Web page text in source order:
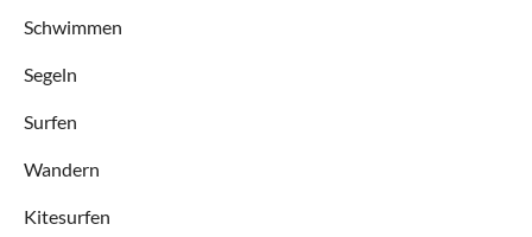
Schwimmen
Segeln
Surfen
Wandern
Kitesurfen